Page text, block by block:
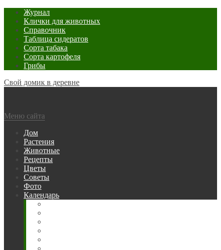
Журнал
Клички для животных
Справочник
Таблица сидератов
Сорта табака
Сорта картофеля
Грибы
Свой домик в деревне
Меню сайта
Дом
Растения
Животные
Рецепты
Цветы
Советы
Фото
Календарь